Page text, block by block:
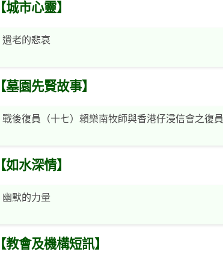
【城市心靈】
遺老的悲哀
【墓園先賢故事】
戰後復員（十七）賴樂南牧師與香港仔浸信會之復員
【如水深情】
幽默的力量
【教會及機構短訊】